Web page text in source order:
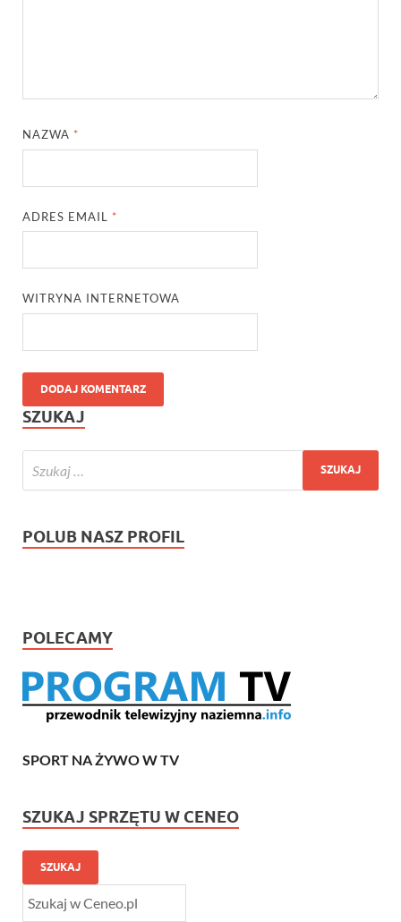
NAZWA *
ADRES EMAIL *
WITRYNA INTERNETOWA
SZUKAJ
POLUB NASZ PROFIL
POLECAMY
SPORT NA ŻYWO W TV
SZUKAJ SPRZĘTU W CENEO
SZUKAJ